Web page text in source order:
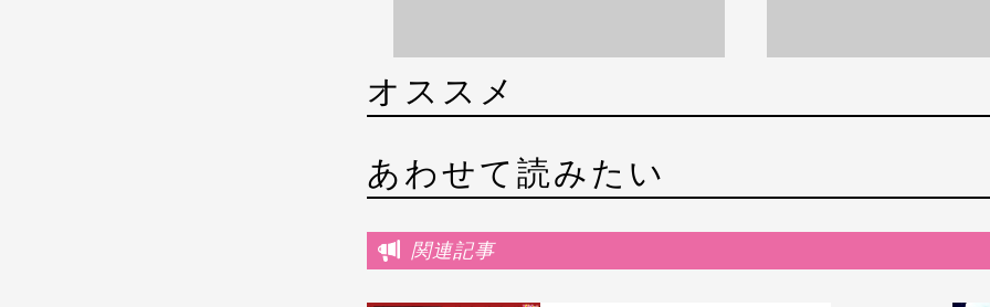
オススメ
あわせて読みたい
関連記事